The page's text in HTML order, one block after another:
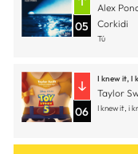
05
Alex
Corkidi
Tú
06
I knew it, I
Taylor
I knew it, i